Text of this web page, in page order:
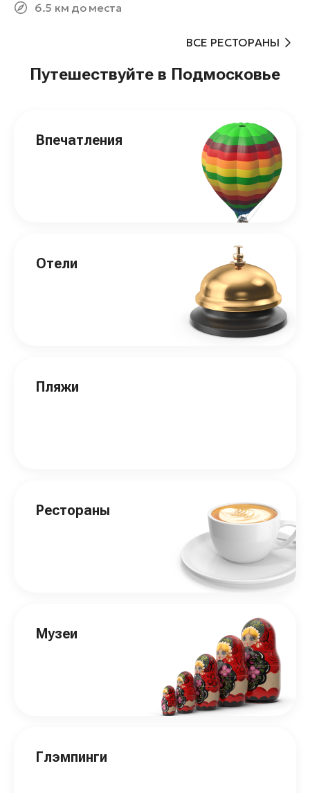
6.5 км до места
ВСЕ РЕСТОРАНЫ
Путешествуйте в Подмосковье
Впечатления
Отели
Пляжи
Рестораны
Музеи
Глэмпинги